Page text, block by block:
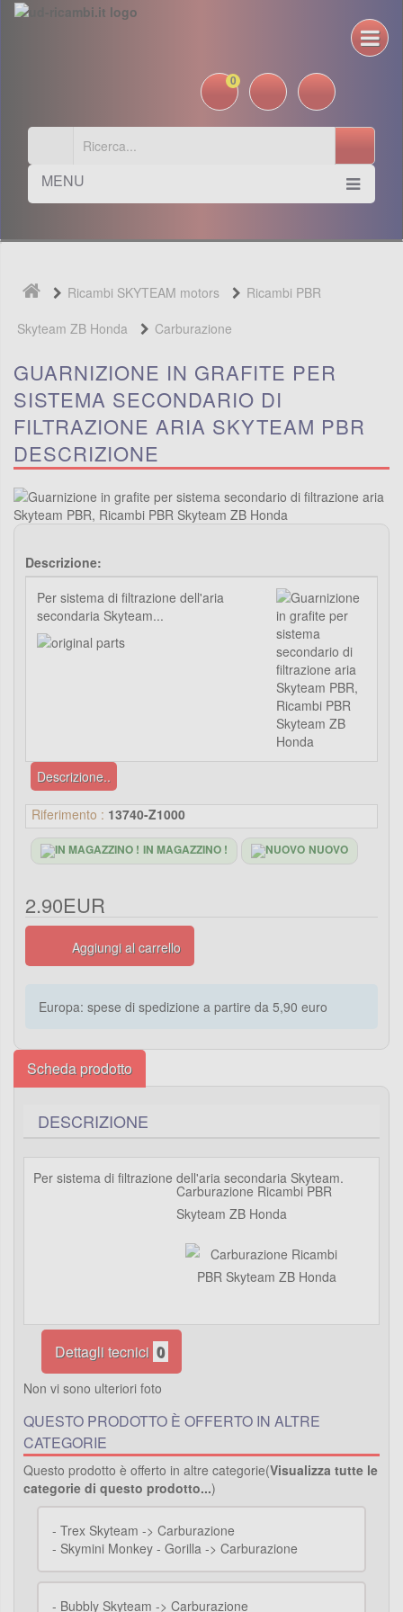
0
MENU
Ricambi SKYTEAM motors
Ricambi PBR
Skyteam ZB Honda
Carburazione
GUARNIZIONE IN GRAFITE PER
SISTEMA SECONDARIO DI
FILTRAZIONE ARIA SKYTEAM PBR
DESCRIZIONE
Descrizione:
Per sistema di filtrazione dell'aria
secondaria Skyteam...
Descrizione..
Riferimento : 13740-Z1000
IN MAGAZZINO ! NUOVO
2.90EUR
Aggiungi al carrello
Europa: spese di spedizione a partire da 5,90 euro
Scheda prodotto
DESCRIZIONE
Per sistema di filtrazione dell'aria secondaria Skyteam.
Carburazione Ricambi PBR
Skyteam ZB Honda
Dettagli tecnici 0
Non vi sono ulteriori foto
QUESTO PRODOTTO È OFFERTO IN ALTRE
CATEGORIE
Questo prodotto è offerto in altre categorie(Visualizza tutte le
categorie di questo prodotto...)
- Trex Skyteam -> Carburazione
- Skymini Monkey - Gorilla -> Carburazione
- Bubbly Skyteam -> Carburazione